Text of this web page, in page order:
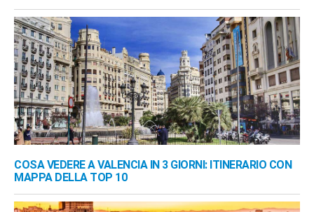
COSA VEDERE A VALENCIA IN 3 GIORNI: ITINERARIO CON
MAPPA DELLA TOP 10